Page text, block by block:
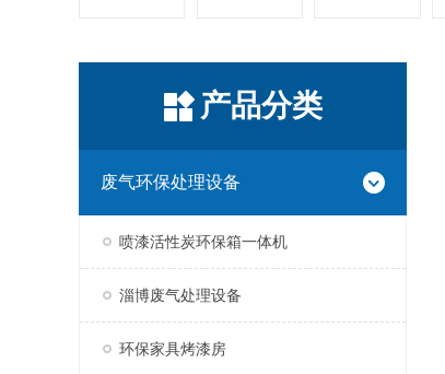
产品分类
废气环保处理设备
喷漆活性炭环保箱一体机
淄博废气处理设备
环保家具烤漆房